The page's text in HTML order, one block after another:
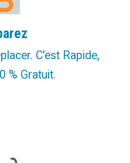
C'est Rapide,
% Gratuit.